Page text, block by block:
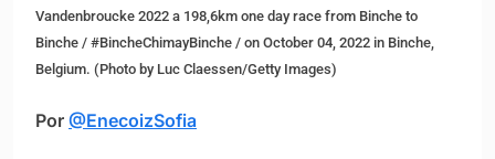
Vandenbroucke 2022 a 198,6km one day race from Binche to
Binche / #BincheChimayBinche / on October 04, 2022 in Binche,
Belgium. (Photo by Luc Claessen/Getty Images)
Por @EnecoizSofia